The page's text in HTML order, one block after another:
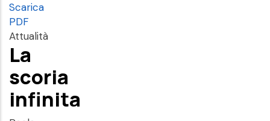
Scarica
PDF
Attualità
La
scoria
infinita